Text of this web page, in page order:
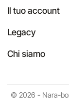
Il tuo account
Legacy
Chi siamo
© 2026 - Nara-